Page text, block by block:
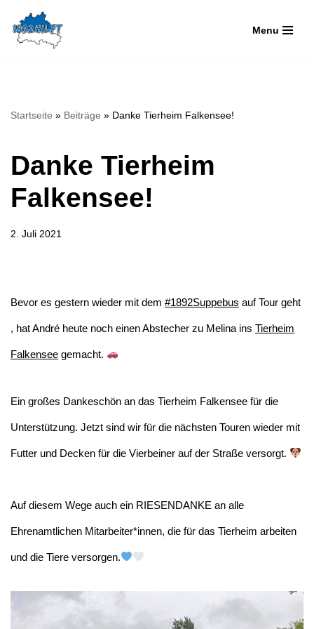
Zum
Menu
Startseite » Beiträge » Danke Tierheim Falkensee!
Danke Tierheim
Falkensee!
2. Juli 2021
Bevor es gestern wieder mit dem #1892Suppebus auf Tour geht
, hat André heute noch einen Abstecher zu Melina ins Tierheim
Falkensee gemacht.
Ein großes Dankeschön an das Tierheim Falkensee für die
Unterstützung. Jetzt sind wir für die nächsten Touren wieder mit
Futter und Decken für die Vierbeiner auf der Straße versorgt.
Auf diesem Wege auch ein RIESENDANKE an alle
Ehrenamtlichen Mitarbeiter*innen, die für das Tierheim arbeiten
und die Tiere versorgen.